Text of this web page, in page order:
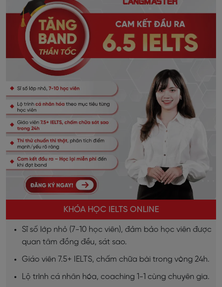
KHÓA HỌC IELTS ONLINE
Sĩ số lớp nhỏ (7-10 học viên), đảm bảo học viên được
quan tâm đồng đều, sát sao.
Giáo viên 7.5+ IELTS, chấm chữa bài trong vòng 24h.
Lộ trình cá nhân hóa, coaching 1-1 cùng chuyên gia.